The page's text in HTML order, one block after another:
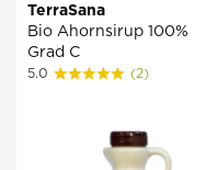
TerraSana
Bio Ahornsirup 100%
Grad C
5.0 (2)